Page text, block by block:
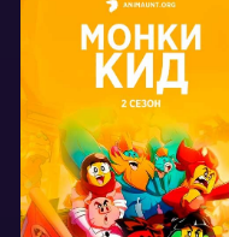
31993
5 47